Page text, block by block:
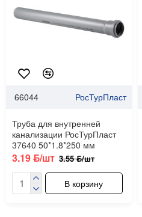
66044 РосТурПласт
Труба для внутренней
канализации РосТурПласт
37640 50*1.8*250 мм
3.19 ƃ/шт 3.55 ƃ/шт
В корзину